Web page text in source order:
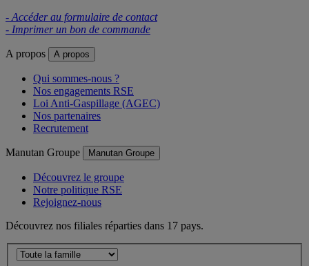
- Accéder au formulaire de contact
- Imprimer un bon de commande
A propos A propos
Qui sommes-nous ?
Nos engagements RSE
Loi Anti-Gaspillage (AGEC)
Nos partenaires
Recrutement
Manutan Groupe Manutan Groupe
Découvrez le groupe
Notre politique RSE
Rejoignez-nous
Découvrez nos filiales réparties dans 17 pays.